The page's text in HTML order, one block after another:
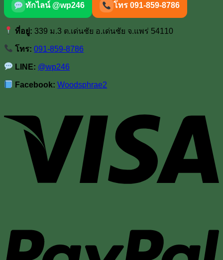
ทักไลน์ @wp246 โทร 091-859-8786
ที่อยู่: 339 ม.3 ต.เด่นชัย อ.เด่นชัย จ.แพร่ 54110
โทร: 091-859-8786
LINE: @wp246
Facebook: Woodsphrae2